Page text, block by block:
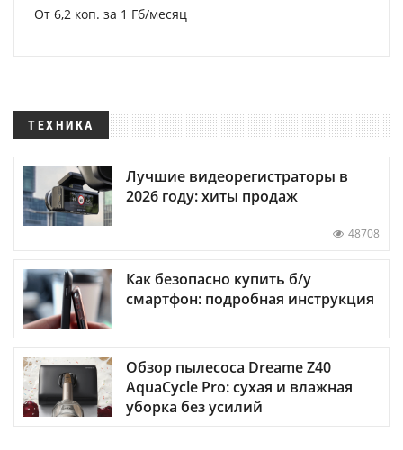
От 6,2 коп. за 1 Гб/месяц
ТЕХНИКА
Лучшие видеорегистраторы в
2026 году: хиты продаж
48708
Как безопасно купить б/у
смартфон: подробная инструкция
Обзор пылесоса Dreame Z40
AquaCycle Pro: сухая и влажная
уборка без усилий